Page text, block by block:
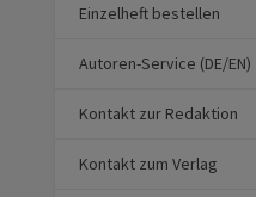
Einzelheft bestellen
Autoren-Service (DE/EN)
Kontakt zur Redaktion
Kontakt zum Verlag